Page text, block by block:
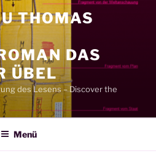
THOMAS
DAS
ÜBEL
des Lesens – Discover the
Menü